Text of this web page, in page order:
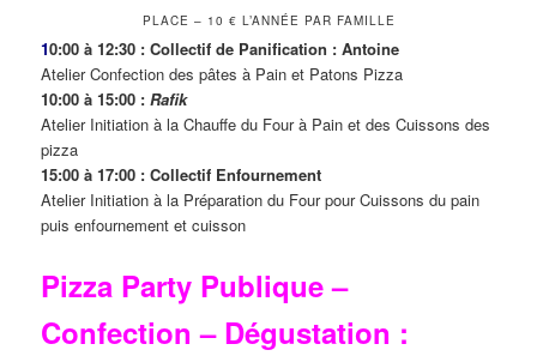
PLACE – 10 € L’ANNÉE PAR FAMILLE
10:00 à 12:30 : Collectif de Panification : Antoine
Atelier Confection des pâtes à Pain et Patons Pizza
10:00 à 15:00 :Rafik
Atelier Initiation à la Chauffe du Four à Pain et des Cuissons des
pizza
15:00 à 17:00 : Collectif Enfournement
Atelier Initiation à la Préparation du Four pour Cuissons du pain
puis enfournement et cuisson
Pizza Party Publique –
Confection – Dégustation :